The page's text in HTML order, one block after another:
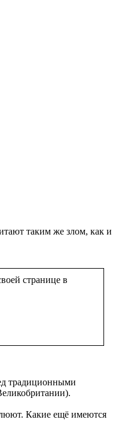
таким же злом, как и
странице в
традиционными
Какие ещё имеются